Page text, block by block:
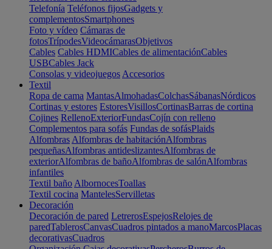
Telefonía Teléfonos fijosGadgets y
complementosSmartphones
Foto y vídeo Cámaras de
fotosTrípodesVideocámarasObjetivos
Cables Cables HDMICables de alimentaciónCables
USBCables Jack
Consolas y videojuegos Accesorios
Textil
Ropa de cama MantasAlmohadasColchasSábanasNórdicos
Cortinas y estores EstoresVisillosCortinasBarras de cortina
Cojines RellenoExteriorFundasCojín con relleno
Complementos para sofás Fundas de sofásPlaids
Alfombras Alfombras de habitaciónAlfombras
pequeñasAlfombras antideslizantesAlfombras de
exteriorAlfombras de bañoAlfombras de salónAlfombras
infantiles
Textil baño AlbornocesToallas
Textil cocina MantelesServilletas
Decoración
Decoración de pared LetrerosEspejosRelojes de
paredTablerosCanvasCuadros pintados a manoMarcosPlacas
decorativasCuadros